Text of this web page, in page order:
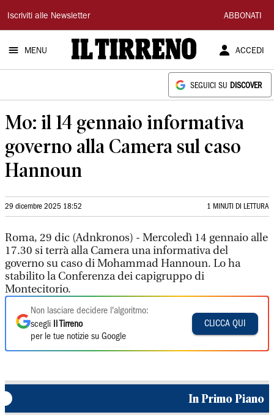
Il
Tirreno
Iscriviti alle Newsletter ABBONATI
MENU ACCEDI
SEGUICI SU DISCOVER
Mo: il 14 gennaio informativa
governo alla Camera sul caso
Hannoun
29 dicembre 2025 18:52 1 MINUTI DI LETTURA
Roma, 29 dic (Adnkronos) - Mercoledì 14 gennaio alle
17.30 si terrà alla Camera una informativa del
governo su caso di Mohammad Hannoun. Lo ha
stabilito la Conferenza dei capigruppo di
Montecitorio.
Non lasciare decidere l'algoritmo:
scegli
Il Tirreno
per le tue notizie su Google
CLICCA QUI
In Primo Piano